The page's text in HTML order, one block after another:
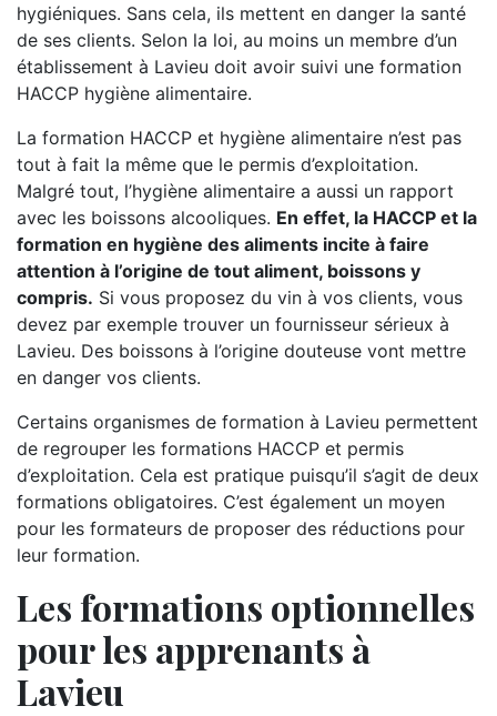
hygiéniques. Sans cela, ils mettent en danger la santé
de ses clients. Selon la loi, au moins un membre d’un
établissement à Lavieu doit avoir suivi une formation
HACCP hygiène alimentaire.
La formation HACCP et hygiène alimentaire n’est pas
tout à fait la même que le permis d’exploitation.
Malgré tout, l’hygiène alimentaire a aussi un rapport
avec les boissons alcooliques. En effet, la HACCP et la
formation en hygiène des aliments incite à faire
attention à l’origine de tout aliment, boissons y
compris. Si vous proposez du vin à vos clients, vous
devez par exemple trouver un fournisseur sérieux à
Lavieu. Des boissons à l’origine douteuse vont mettre
en danger vos clients.
Certains organismes de formation à Lavieu permettent
de regrouper les formations HACCP et permis
d’exploitation. Cela est pratique puisqu’il s’agit de deux
formations obligatoires. C’est également un moyen
pour les formateurs de proposer des réductions pour
leur formation.
Les formations optionnelles
pour les apprenants à
Lavieu